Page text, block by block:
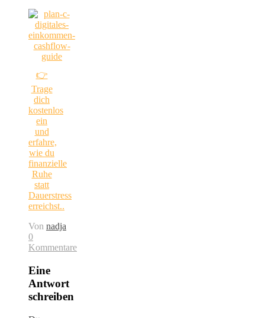
👉
Trage
dich
kostenlos
ein
und
erfahre,
wie du
finanzielle
Ruhe
statt
Dauerstress
erreichst..
Von nadja
0
Kommentare
Eine
Antwort
schreiben